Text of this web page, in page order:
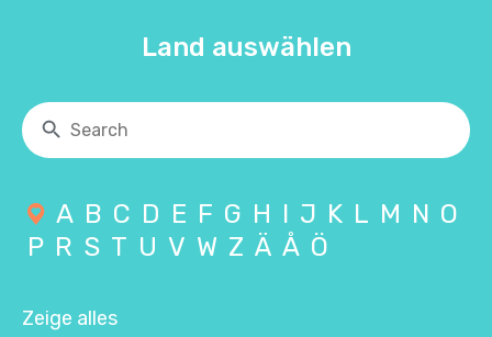
Land auswählen
A B C D E F G H I J K L M N O
P R S T U V W Z Ä Å Ö
Zeige alles